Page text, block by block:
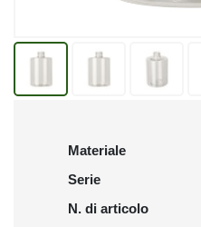
Materiale
Serie
N. di articolo